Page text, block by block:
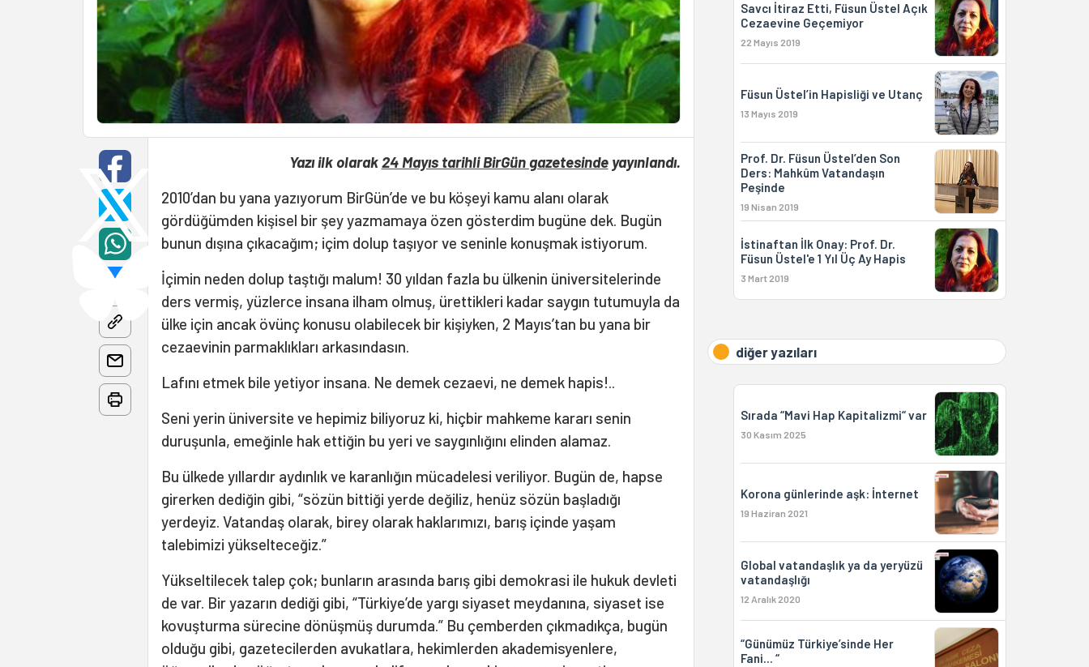
Yazı ilk olarak24 Mayıs tarihli BirGün gazetesindeyayınlandı.
2010’dan bu yana yazıyorum BirGün’de ve bu köşeyi kamu alanı olarak
gördüğümden kişisel bir şey yazmamaya özen gösterdim bugüne dek. Bugün
bunun dışına çıkacağım; içim dolup taşıyor ve seninle konuşmak istiyorum.
İçimin neden dolup taştığı malum! 30 yıldan fazla bu ülkenin üniversitelerinde
ders vermiş, yüzlerce insana ilham olmuş, ürettikleri kadar saygın tutumuyla da
ülke için ancak övünç konusu olabilecek bir kişiyken, 2 Mayıs’tan bu yana bir
cezaevinin parmaklıkları arkasındasın.
Lafını etmek bile yetiyor insana. Ne demek cezaevi, ne demek hapis!..
Seni yerin üniversite ve hepimiz biliyoruz ki, hiçbir mahkeme kararı senin
duruşunla, emeğinle hak ettiğin bu yeri ve saygınlığını elinden alamaz.
Bu ülkede yıllardır aydınlık ve karanlığın mücadelesi veriliyor. Bugün de, hapse
girerken dediğin gibi, “sözün bittiği yerde değiliz, henüz sözün başladığı
yerdeyiz. Vatandaş olarak, birey olarak haklarımızı, barış içinde yaşam
talebimizi yükselteceğiz.”
Yükseltilecek talep çok; bunların arasında barış gibi demokrasi ile hukuk devleti
de var. Bir yazarın dediği gibi, “Türkiye’de yargı siyaset meydanına, siyaset ise
kovuşturma sürecine dönüşmüş durumda.” Bu çemberden çıkmadıkça, bugün
olduğu gibi, gazetecilerden avukatlara, hekimlerden akademisyenlere,
Savcı İtiraz Etti, Füsun Üstel Açık
Cezaevine Geçemiyor
22 Mayıs 2019
Füsun Üstel’in Hapisliği ve Utanç
13 Mayıs 2019
Prof. Dr. Füsun Üstel’den Son
Ders: Mahkûm Vatandaşın
Peşinde
19 Nisan 2019
İstinaftan İlk Onay: Prof. Dr.
Füsun Üstel'e 1 Yıl Üç Ay Hapis
3 Mart 2019
diğer yazıları
Sırada “Mavi Hap Kapitalizmi“ var
30 Kasım 2025
Korona günlerinde aşk: İnternet
19 Haziran 2021
Global vatandaşlık ya da yeryüzü
vatandaşlığı
12 Aralık 2020
“Günümüz Türkiye’sinde Her
Fani... “